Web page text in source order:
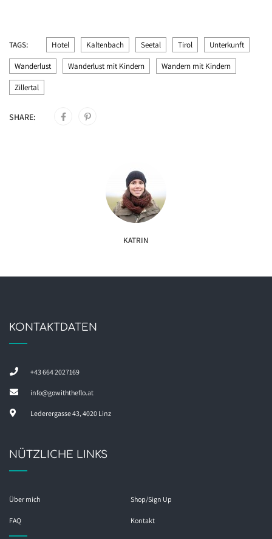
TAGS: Hotel Kaltenbach Seetal Tirol Unterkunft
Wanderlust Wanderlust mit Kindern Wandern mit Kindern
Zillertal
SHARE:
KATRIN
KONTAKTDATEN
+43 664 2027169
info@gowiththeflo.at
Lederergasse 43, 4020 Linz
NÜTZLICHE LINKS
Über mich Shop/Sign Up
FAQ Kontakt